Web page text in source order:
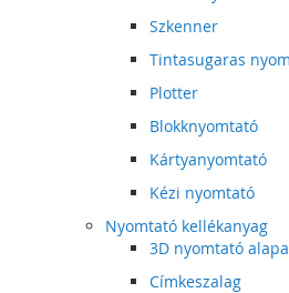
Szkenner
Tintasugaras
Plotter
Blokknyomtató
Kártyanyomtató
Kézi nyomtató
Nyomtató kellékanyag
3D nyomtató
Címkeszalag